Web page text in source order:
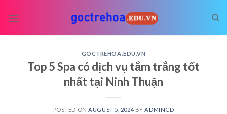
GOCTREHOA.EDU.VN
Top 5 Spa có dịch vụ tắm trắng tốt
nhất tại Ninh Thuận
POSTED ON AUGUST 5, 2024 BY ADMINCD